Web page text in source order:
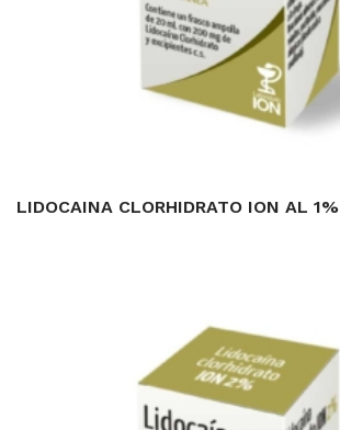
LIDOCAINA CLORHIDRATO ION AL 1%